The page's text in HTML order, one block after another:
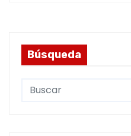
Búsqueda